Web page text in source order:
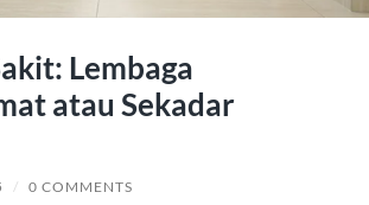
Lembaga
atau Sekadar
/ 0 COMMENTS